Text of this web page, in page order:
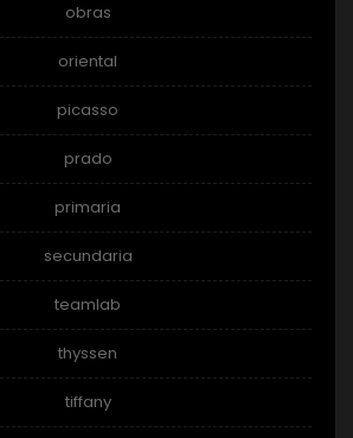
obras
oriental
picasso
prado
primaria
secundaria
teamlab
thyssen
tiffany